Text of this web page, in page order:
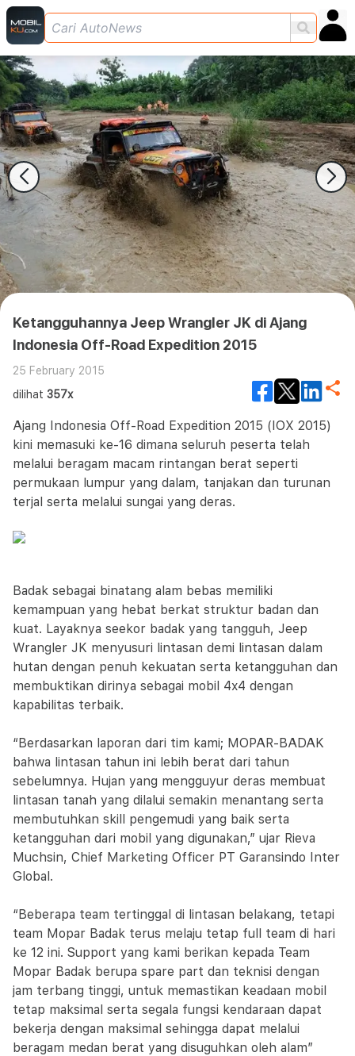
Ketangguhannya Jeep Wrangler JK di Ajang
Indonesia Off-Road Expedition 2015
25 February 2015
dilihat 357x
Ajang Indonesia Off-Road Expedition 2015 (IOX 2015)
kini memasuki ke-16 dimana seluruh peserta telah
melalui beragam macam rintangan berat seperti
permukaan lumpur yang dalam, tanjakan dan turunan
terjal serta melalui sungai yang deras.
Badak sebagai binatang alam bebas memiliki
kemampuan yang hebat berkat struktur badan dan
kuat. Layaknya seekor badak yang tangguh, Jeep
Wrangler JK menyusuri lintasan demi lintasan dalam
hutan dengan penuh kekuatan serta ketangguhan dan
membuktikan dirinya sebagai mobil 4x4 dengan
kapabilitas terbaik.
“Berdasarkan laporan dari tim kami; MOPAR-BADAK
bahwa lintasan tahun ini lebih berat dari tahun
sebelumnya. Hujan yang mengguyur deras membuat
lintasan tanah yang dilalui semakin menantang serta
membutuhkan skill pengemudi yang baik serta
ketangguhan dari mobil yang digunakan,” ujar Rieva
Muchsin, Chief Marketing Officer PT Garansindo Inter
Global.
“Beberapa team tertinggal di lintasan belakang, tetapi
team Mopar Badak terus melaju tetap full team di hari
ke 12 ini. Support yang kami berikan kepada Team
Mopar Badak berupa spare part dan teknisi dengan
jam terbang tinggi, untuk memastikan keadaan mobil
tetap maksimal serta segala fungsi kendaraan dapat
bekerja dengan maksimal sehingga dapat melalui
beragam medan berat yang disuguhkan oleh alam”